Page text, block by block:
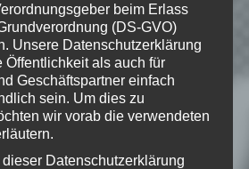
Angaben dauerhaft
werden.
mich über
Kommentare via E-
beim Erlass
(DS-GVO)
Unsere Datenschutzerklärung
Öffentlichkeit als auch für
Geschäftspartner einfach
sein. Um dies zu
wir vorab die verwendeten
Datenschutzerklärung